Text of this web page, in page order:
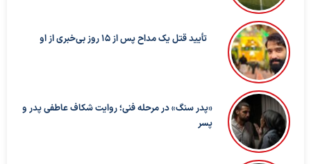
تأیید قتل یک مداح پس از ۱۵ روز بی‌خبری از او
«پدر سنگ» در مرحله فنی؛ روایت شکاف عاطفی پدر و
پسر